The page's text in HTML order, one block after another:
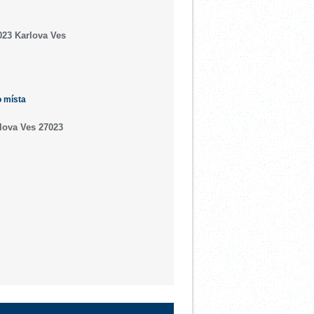
Karlova Ves
místa
Ves 27023